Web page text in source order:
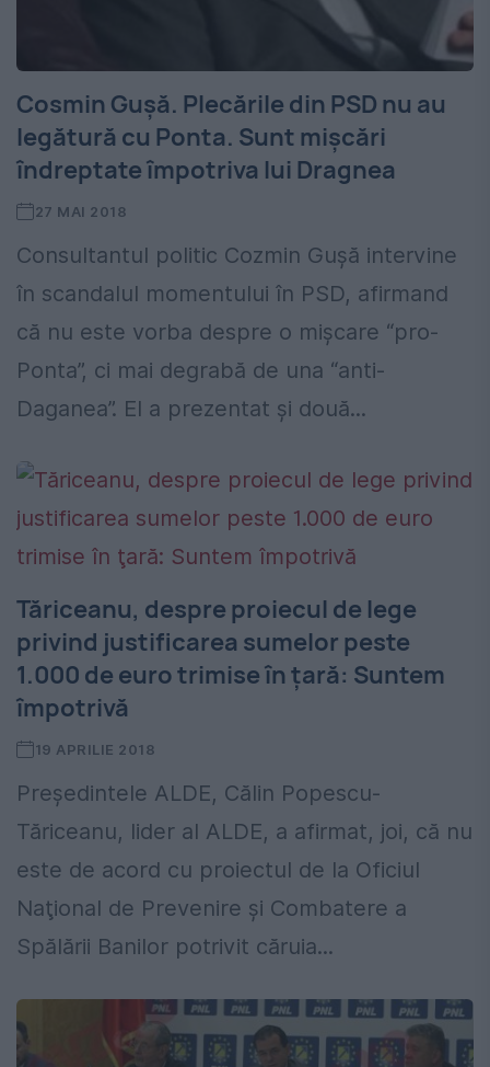
Cosmin Guşă. Plecările din PSD nu au
legătură cu Ponta. Sunt mişcări
îndreptate împotriva lui Dragnea
27 MAI 2018
Consultantul politic Cozmin Gușă intervine
în scandalul momentului în PSD, afirmand
că nu este vorba despre o mişcare “pro-
Ponta”, ci mai degrabă de una “anti-
Daganea”. El a prezentat şi două...
Tăriceanu, despre proiecul de lege
privind justificarea sumelor peste
1.000 de euro trimise în ţară: Suntem
împotrivă
19 APRILIE 2018
Preşedintele ALDE, Călin Popescu-
Tăriceanu, lider al ALDE, a afirmat, joi, că nu
este de acord cu proiectul de la Oficiul
Naţional de Prevenire şi Combatere a
Spălării Banilor potrivit căruia...